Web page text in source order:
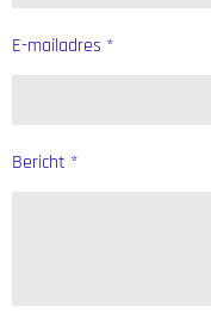
E-mailadres *
Bericht *